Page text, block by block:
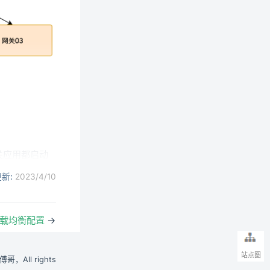
项来干扰结
: 2023/4/10
均衡配置 →
哥，All rights
站点图